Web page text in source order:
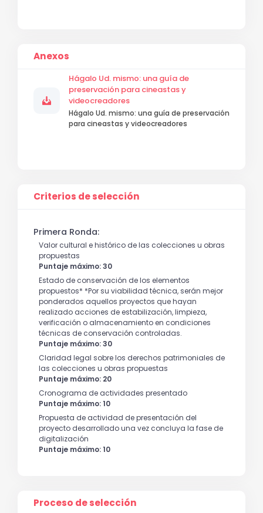
Anexos
Hágalo Ud. mismo: una guía de
preservación para cineastas y
videocreadores
Hágalo Ud. mismo: una guía de preservación
para cineastas y videocreadores
Criterios de selección
Primera Ronda:
Valor cultural e histórico de las colecciones u obras
propuestas
Puntaje máximo: 30
Estado de conservación de los elementos
propuestos* *Por su viabilidad técnica, serán mejor
ponderados aquellos proyectos que hayan
realizado acciones de estabilización, limpieza,
verificación o almacenamiento en condiciones
técnicas de conservación controladas.
Puntaje máximo: 30
Claridad legal sobre los derechos patrimoniales de
las colecciones u obras propuestas
Puntaje máximo: 20
Cronograma de actividades presentado
Puntaje máximo: 10
Propuesta de actividad de presentación del
proyecto desarrollado una vez concluya la fase de
digitalización
Puntaje máximo: 10
Proceso de selección